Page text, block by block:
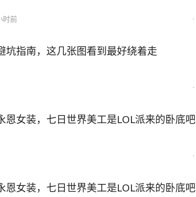
时前
坑指南，这几张图看到最好绕着走
恩女装，七日世界美工是LOL派来的卧底吧
恩女装，七日世界美工是LOL派来的卧底吧